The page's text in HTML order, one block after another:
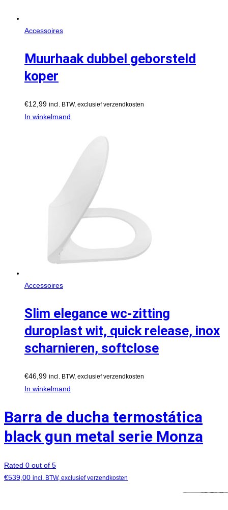
Accessoires
Muurhaak dubbel geborsteld
koper
€12,99 incl. BTW, exclusief verzendkosten
In winkelmand
Accessoires
Slim elegance wc-zitting
duroplast wit, quick release, inox
scharnieren, softclose
€46,99 incl. BTW, exclusief verzendkosten
In winkelmand
Barra de ducha termostática
black gun metal serie Monza
Rated 0 out of 5
€539,00 incl. BTW, exclusief verzendkosten